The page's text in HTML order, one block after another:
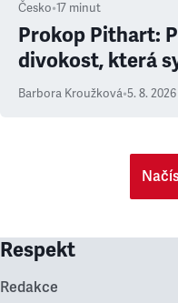
Česko•17 minut
Prokop Pithart:
divokost, která
Barbora Kroužková•5. 8. 2026
Respekt
Redakce